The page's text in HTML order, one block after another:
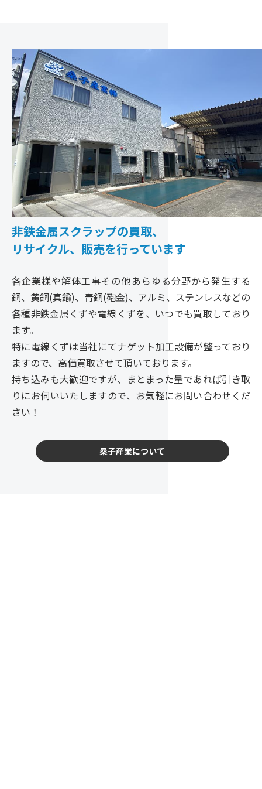
非鉄金属スクラップの買取、
リサイクル、販売を行っています
各企業様や解体工事その他あらゆる分野から発生する
銅、黄銅(真鍮)、青銅(砲金)、アルミ、ステンレスなどの
各種非鉄金属くずや電線くずを、いつでも買取しており
ます。
特に電線くずは当社にてナゲット加工設備が整っており
ますので、高価買取させて頂いております。
持ち込みも大歓迎ですが、まとまった量であれば引き取
りにお伺いいたしますので、お気軽にお問い合わせくだ
さい！
桑子産業について